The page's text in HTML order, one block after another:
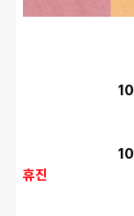
10월 3일 (
휴진